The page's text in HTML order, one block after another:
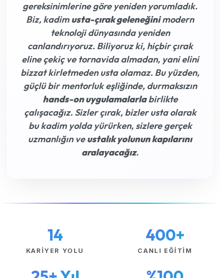
gereksinimlerine göre yeniden yorumladık.
Biz, kadimusta-çırak geleneğinimodern
teknoloji dünyasında yeniden
canlandırıyoruz. Biliyoruz ki, hiçbir çırak
eline çekiç ve tornavida almadan, yani elini
bizzat kirletmeden usta olamaz. Bu yüzden,
güçlü bir mentorluk eşliğinde, durmaksızın
hands-on uygulamalarlabirlikte
çalışacağız. Sizler çırak, bizler usta olarak
bu kadim yolda yürürken, sizlere gerçek
uzmanlığın veustalık yolunun kapılarını
aralayacağız.
14
KARIYER YOLU
400+
CANLI EĞITIM